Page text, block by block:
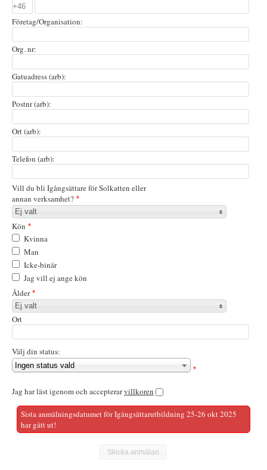
Företag/Organisation:
Org. nr:
Gatuadress (arb):
Postnr (arb):
Ort (arb):
Telefon (arb):
Vill du bli Igångsättare för Solkatten eller
annan verksamhet? *
Ej valt
Kön *
Kvinna
Man
Icke-binär
Jag vill ej ange kön
Ålder*
Ej valt
Ort
Välj din status:
Ingen status vald *
Jag har läst igenom och accepterarvillkoren
Sista anmälningsdatumet för Igångsättarutbildning 25-26 okt 2025
har gått ut!